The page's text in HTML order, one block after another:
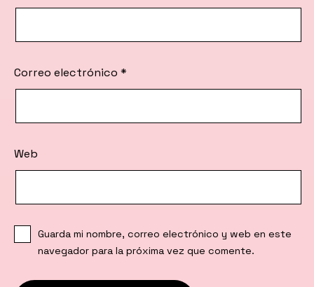
Correo electrónico *
Web
Guarda mi nombre, correo electrónico y web en este
navegador para la próxima vez que comente.